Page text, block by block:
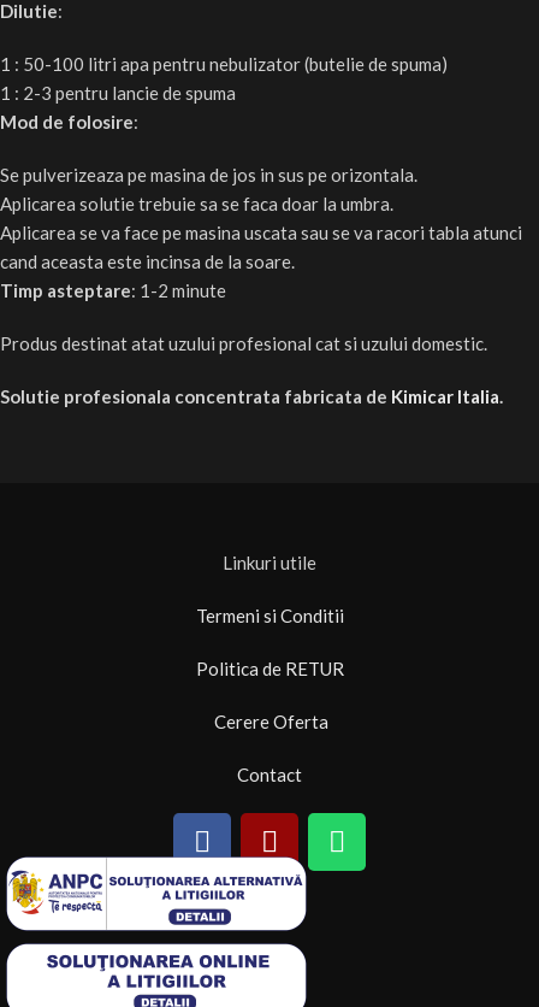
Dilutie:
1 : 50-100 litri apa pentru nebulizator (butelie de spuma)
1 : 2-3 pentru lancie de spuma
Mod de folosire:
Se pulverizeaza pe masina de jos in sus pe orizontala.
Aplicarea solutie trebuie sa se faca doar la umbra.
Aplicarea se va face pe masina uscata sau se va racori tabla atunci
cand aceasta este incinsa de la soare.
Timp asteptare: 1-2 minute
Produs destinat atat uzului profesional cat si uzului domestic.
Solutie profesionala concentrata fabricata de Kimicar Italia.
Linkuri utile
Termeni si Conditii
Politica de RETUR
Cerere Oferta
Contact